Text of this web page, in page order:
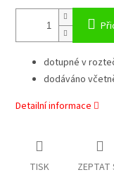
dotupné v
dodáváno
Detailní informace
TISK ZEPTAT